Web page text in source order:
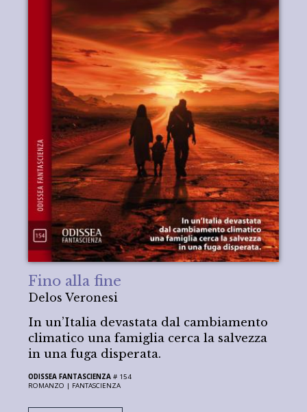
Fino alla fine
Delos Veronesi
In un’Italia devastata dal cambiamento
climatico una famiglia cerca la salvezza
in una fuga disperata.
ODISSEA FANTASCIENZA # 154
ROMANZO | FANTASCIENZA